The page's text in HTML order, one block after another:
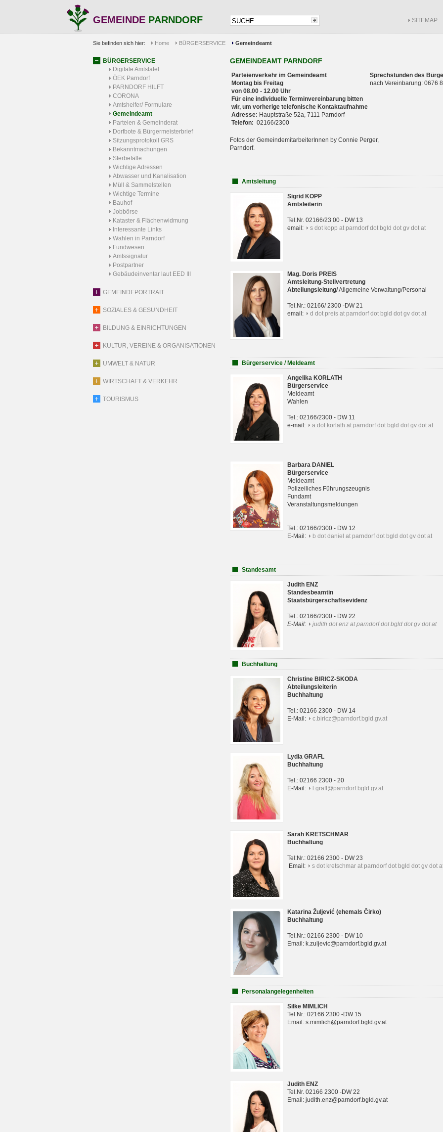
GEMEINDE PARNDORF SITEMAP
Sie befinden sich hier: Home BÜRGERSERVICE Gemeindeamt
BÜRGERSERVICE
Digitale Amtstafel
ÖEK Parndorf
PARNDORF HILFT
CORONA
Amtshelfer/ Formulare
Gemeindeamt
Parteien & Gemeinderat
Dorfbote & Bürgermeisterbrief
Sitzungsprotokoll GRS
Bekanntmachungen
Sterbefälle
Wichtige Adressen
Abwasser und Kanalisation
Müll & Sammelstellen
Wichtige Termine
Bauhof
Jobbörse
Kataster & Flächenwidmung
Interessante Links
Wahlen in Parndorf
Fundwesen
Amtssignatur
Postpartner
Gebäudeinventar laut EED III
GEMEINDEPORTRAIT
SOZIALES & GESUNDHEIT
BILDUNG & EINRICHTUNGEN
KULTUR, VEREINE & ORGANISATIONEN
UMWELT & NATUR
WIRTSCHAFT & VERKEHR
TOURISMUS
GEMEINDEAMT PARNDORF
Parteienverkehr im Gemeindeamt
Montag bis Freitag
von 08.00 - 12.00 Uhr
Für eine individuelle Terminvereinbarung bitten
wir, um vorherige telefonische Kontaktaufnahme
Adresse: Hauptstraße 52a, 7111 Parndorf
Telefon: 02166/2300
Sprechstunden des
nach Vereinbarung: 0676
Fotos der GemeindemitarbeiterInnen by Connie Perger,
Parndorf.
Amtsleitung
Sigrid KOPP
Amtsleiterin
Tel.Nr. 02166/23 00 - DW 13
email:
s dot kopp at parndorf dot bgld dot gv dot at
Mag. Doris PREIS
Amtsleitung-Stellvertretung
Abteilungsleitung/Allgemeine Verwaltung/Personal
Tel.Nr.: 02166/ 2300 -DW 21
email:
d dot preis at parndorf dot bgld dot gv dot at
Bürgerservice / Meldeamt
Angelika KORLATH
Bürgerservice
Meldeamt
Wahlen
Tel.: 02166/2300 - DW 11
e-mail:
a dot korlath at parndorf dot bgld dot gv dot at
Barbara DANIEL
Bürgerservice
Meldeamt
Polizeiliches Führungszeugnis
Fundamt
Veranstaltungsmeldungen
Tel.: 02166/2300 - DW 12
E-Mail:
b dot daniel at parndorf dot bgld dot gv dot at
Standesamt
Judith ENZ
Standesbeamtin
Staatsbürgerschaftsevidenz
Tel.: 02166/2300 - DW 22
E-Mail:
judith dot enz at parndorf dot bgld dot gv dot at
Buchhaltung
Christine BIRICZ-SKODA
Abteilungsleiterin
Buchhaltung
Tel.: 02166 2300 - DW 14
E-Mail:
c.biricz@parndorf.bgld.gv.at
Lydia GRAFL
Buchhaltung
Tel.: 02166 2300 - 20
E-Mail:
l.grafl@parndorf.bgld.gv.at
Sarah KRETSCHMAR
Buchhaltung
Tel:Nr.: 02166 2300 - DW 23
Email:
s dot kretschmar at parndorf dot bgld dot gv dot
Katarina Žuljević (ehemals Čirko)
Buchhaltung
Tel.Nr.: 02166 2300 - DW 10
Email: k.zuljevic@parndorf.bgld.gv.at
Personalangelegenheiten
Silke MIMLICH
Tel.Nr.: 02166 2300 -DW 15
Email: s.mimlich@parndorf.bgld.gv.at
Judith ENZ
Tel.Nr. 02166 2300 -DW 22
Email: judith.enz@parndorf.bgld.gv.at